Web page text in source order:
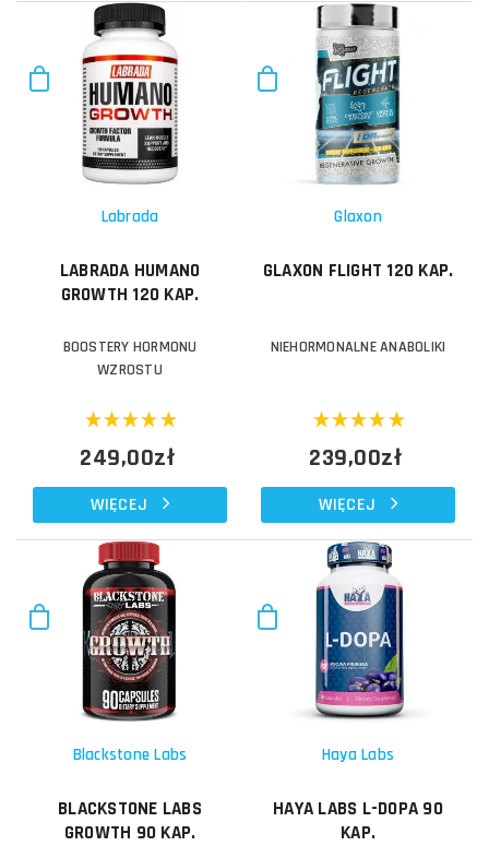
Labrada
LABRADA HUMANO
GROWTH 120 KAP.
BOOSTERY HORMONU
WZROSTU
249,00zł
WIĘCEJ
Glaxon
GLAXON FLIGHT 120 KAP.
NIEHORMONALNE ANABOLIKI
239,00zł
WIĘCEJ
Blackstone Labs
BLACKSTONE LABS
GROWTH 90 KAP.
Haya Labs
HAYA LABS L-DOPA 90
KAP.